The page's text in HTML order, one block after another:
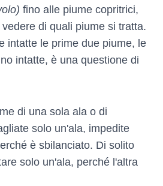
fino alle piume copritrici,
di quali piume si tratta.
intatte le prime due piume, le
intatte, è una questione di
di una sola ala o di
solo un'ala, impedite
è sbilanciato. Di solito
solo un'ala, perché l'altra